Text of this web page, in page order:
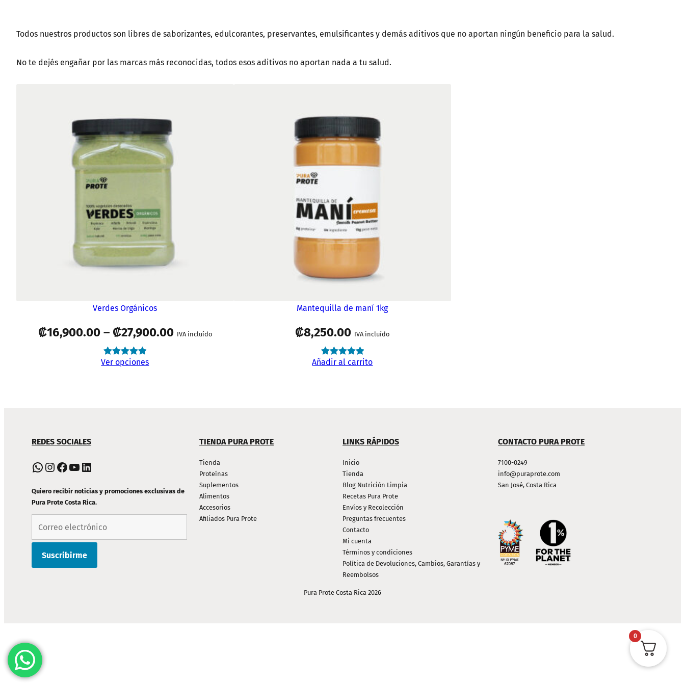
Todos nuestros productos son libres de saborizantes, edulcorantes, preservantes, emulsificantes y demás aditivos que no aportan ningún beneficio para la salud.
No te dejés engañar por las marcas más reconocidas, todos esos aditivos no aportan nada a tu salud.
Verdes Orgánicos
₡16,900.00 – ₡27,900.00Rango
₡27,900.00
IVA incluído
Valorado
78
Ver opciones
Mantequilla de maní 1kg
₡8,250.00 IVA incluído
Valorado
144
Añadir al carrito
DE
PIE
PÁGINA
REDES SOCIALES
WhatsApp Instagram Facebook YouTube LinkedIn
Quiero recibir noticias y promociones exclusivas de
Pura Prote Costa Rica.
TIENDA PURA PROTE
Tienda
Proteínas
Suplementos
Alimentos
Accesorios
Afiliados Pura Prote
LINKS RÁPIDOS
Inicio
Tienda
Blog Nutrición Limpia
Recetas Pura Prote
Envíos y Recolección
Preguntas frecuentes
Contacto
Mi cuenta
Términos y condiciones
Política de Devoluciones, Cambios, Garantías y
Reembolsos
CONTACTO PURA PROTE
7100-0249
info@puraprote.com
San José, Costa Rica
Pura Prote Costa Rica 2026
0